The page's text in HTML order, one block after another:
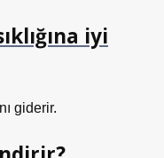
iyi
giderir.